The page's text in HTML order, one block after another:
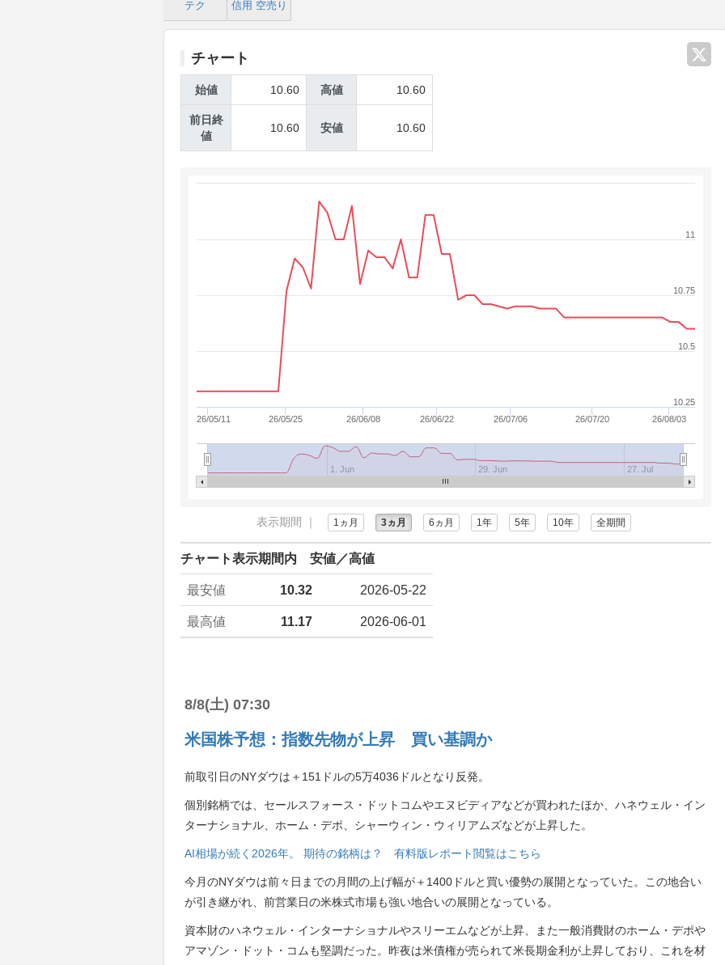
テク 信用 空売り
チャート
始値 10.60 高値 10.60
前日終
値
10.60 安値 10.60
26/05/11 26/05/25 26/06/08 26/06/22 26/07/06 26/07/20 26/08/03
1. Jun 29. Jun 27. Jul
10.25
10.5
10.75
11
表示期間 ｜ 1ヵ月 3ヵ月 6ヵ月 1年 5年 10年 全期間
チャート表示期間内 安値／高値
最安値 10.32 2026-05-22
最高値 11.17 2026-06-01
8/8(土) 07:30
米国株予想：指数先物が上昇 買い基調か
前取引日のNYダウは＋151ドルの5万4036ドルとなり反発。
個別銘柄では、セールスフォース・ドットコムやエヌビディアなどが買われたほか、ハネウェル・イン
ターナショナル、ホーム・デポ、シャーウィン・ウィリアムズなどが上昇した。
AI相場が続く2026年。 期待の銘柄は？ 有料版レポート閲覧はこちら
今月のNYダウは前々日までの月間の上げ幅が＋1400ドルと買い優勢の展開となっていた。この地合い
が引き継がれ、前営業日の米株式市場も強い地合いの展開となっている。
資本財のハネウェル・インターナショナルやスリーエムなどが上昇、また一般消費財のホーム・デポや
アマゾン・ドット・コムも堅調だった。昨夜は米債権が売られて米長期金利が上昇しており、これを材